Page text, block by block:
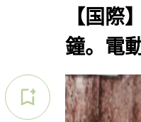
【国
鐘。電